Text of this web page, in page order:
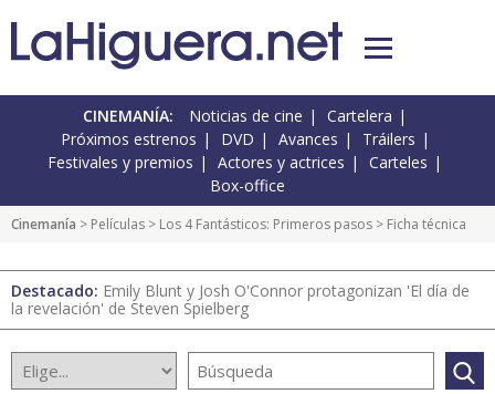
CINEMANÍA: Noticias de cine
Cartelera
Próximos estrenos
DVD Avances
Tráilers
Festivales y premios
Actores y actrices
Carteles
Box-office
Cinemanía > Películas > Los 4 Fantásticos: Primeros pasos > Ficha técnica
Destacado: Emily Blunt y Josh O'Connor protagonizan 'El día de
la revelación' de Steven Spielberg